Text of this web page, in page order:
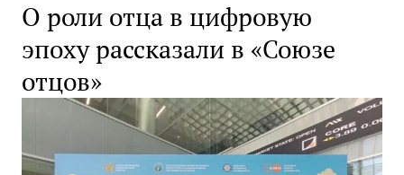
О роли отца в цифровую
эпоху рассказали в «Союзе
отцов»